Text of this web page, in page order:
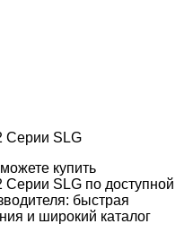
Серии SLG
купить
SLG по доступной
быстрая
и широкий каталог